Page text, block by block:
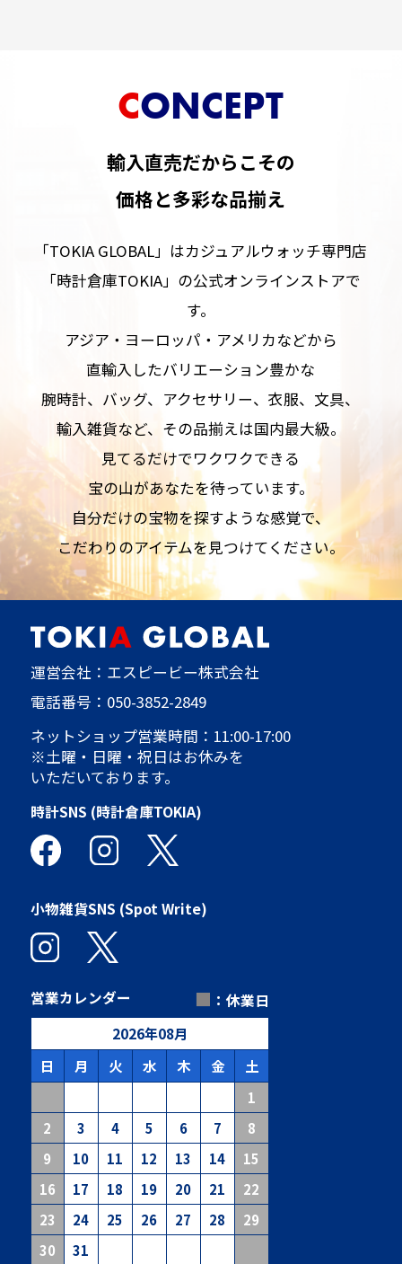
CONCEPT
輸入直売だからこその
価格と多彩な品揃え
「TOKIA GLOBAL」はカジュアルウォッチ専門店
「時計倉庫TOKIA」の公式オンラインストアで
す。
アジア・ヨーロッパ・アメリカなどから
直輸入したバリエーション豊かな
腕時計、バッグ、アクセサリー、衣服、文具、
輸入雑貨など、その品揃えは国内最大級。
見てるだけでワクワクできる
宝の山があなたを待っています。
自分だけの宝物を探すような感覚で、
こだわりのアイテムを見つけてください。
運営会社：エスピービー株式会社
電話番号： 050-3852-2849
ネットショップ営業時間：11:00-17:00
※土曜・日曜・祝日はお休みを
いただいております。
時計SNS (時計倉庫TOKIA)
小物雑貨SNS (Spot Write)
営業カレンダー ■ ：休業日
2026年08月
日
月 火 水 木 金 土
1
2
3 4 5 6 7
8
9
10 11 12 13 14
15
16
17 18 19 20 21
22
23
24 25 26 27 28
29
30
31